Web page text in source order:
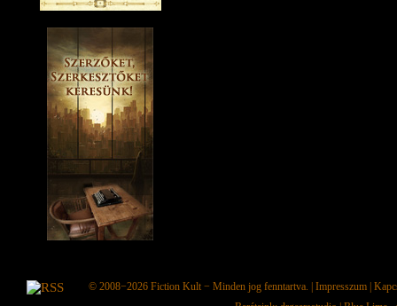
© 2008−2026 Fiction Kult − Minden jog fenntartva. | Impresszum